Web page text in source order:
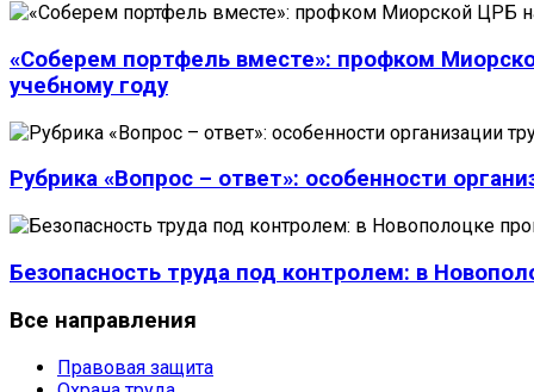
«Соберем портфель вместе»: профком
учебному году
Рубрика «Вопрос – ответ»: особенности
Безопасность труда под контролем: в
Все направления
Правовая защита